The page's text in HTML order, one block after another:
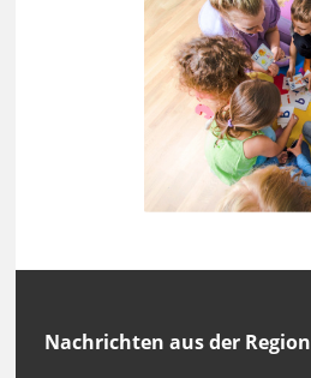
Nachrichten aus der Region